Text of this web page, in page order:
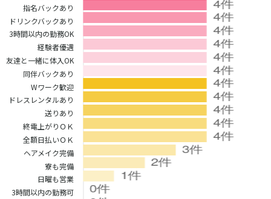
指名バックあり
ドリンクバックあり
3時間以内の勤務OK
経験者優遇
友達と一緒に体入OK
同伴バックあり
Wワーク歓迎
ドレスレンタルあり
送りあり
終電上がりＯＫ
全額日払いＯＫ
ヘアメイク完備
寮も完備
日曜も営業
3時間以内の勤務可
東京メトロ銀座線
新橋駅
銀座駅
上野駅
上野広小路駅
神田駅
渋谷駅
赤坂見附駅
田原町駅
表参道駅
西武新宿線
西武新宿駅
本川越駅
所沢駅
東村山駅
久米川駅